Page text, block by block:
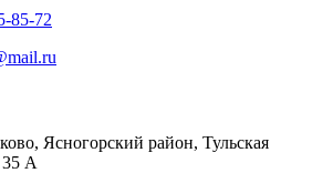
85-72
Ясногорский район, Тульская
35 А